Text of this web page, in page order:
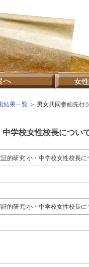
結果一覧＞ 男女共同参画先行
学校女性校長につい
的研究:小・中学校女性校長に
的研究:小・中学校女性校長に